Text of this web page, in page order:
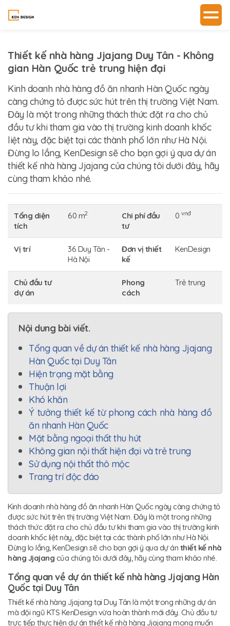
Thiết kế nhà hàng Jjajang Duy Tân - Không
gian Hàn Quốc trẻ trung hiện đại
Kinh doanh nhà hàng đồ ăn nhanh Hàn Quốc ngày
càng chứng tỏ được sức hút trên thị trường Việt Nam.
Đây là một trong những thách thức đặt ra cho chủ
đầu tư khi tham gia vào thị trường kinh doanh khốc
liệt này, đặc biệt tại các thành phố lớn như Hà Nội.
Đừng lo lắng, KenDesign sẽ cho bạn gợi ý qua dự án
thiết kế nhà hàng Jjajang của chúng tôi dưới đây, hãy
cùng tham khảo nhé.
Tổng diện
tích
60 m2
Chi phí đầu
tư
0 vnđ
Vị trí
36 Duy Tân -
Hà Nội
Đơn vị thiết
kế
KenDesign
Chủ đầu tư
dự án
Phong
cách
Trẻ trung
Nội dung bài viết.
Tổng quan về dự án thiết kế nhà hàng Jjajang
Hàn Quốc tại Duy Tân
Hiện trạng mặt bằng
Thuận lợi
Khó khăn
Ý tưởng thiết kế từ phong cách nhà hàng đồ
ăn nhanh Hàn Quốc
Mặt bằng ngoại thất thu hút
Không gian nội thất hiện đại và trẻ trung
Sử dụng nội thất thô mộc
Trang trí độc đáo
Kinh doanh nhà hàng đồ ăn nhanh Hàn Quốc ngày càng chứng tỏ
được sức hút trên thị trường Việt Nam. Đây là một trong những
thách thức đặt ra cho chủ đầu tư khi tham gia vào thị trường kinh
doanh khốc liệt này, đặc biệt tại các thành phố lớn như Hà Nội.
Đừng lo lắng, KenDesign sẽ cho bạn gợi ý qua dự án thiết kế nhà
hàng Jjajang của chúng tôi dưới đây, hãy cùng tham khảo nhé.
Tổng quan về dự án thiết kế nhà hàng Jjajang Hàn
Quốc tại Duy Tân
Thiết kế nhà hàng Jjajang tại Duy Tân là một trong những dự án
mà đội ngũ KTS KenDesign vừa hoàn thành mới đây. Chủ đầu tư
trực tiếp thực hiện dự án thiết kế nhà hàng Jjajang mong muốn